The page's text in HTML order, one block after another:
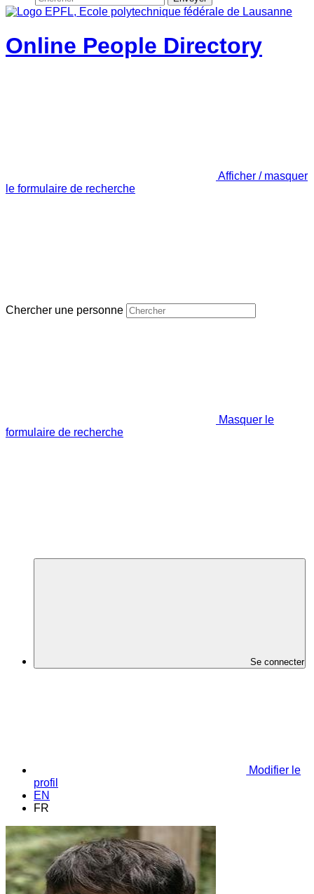
Online People Directory
Afficher / masquer
le formulaire de recherche
Chercher une personne
Masquer le
formulaire de recherche
Se connecter
Modifier le
profil
EN
FR